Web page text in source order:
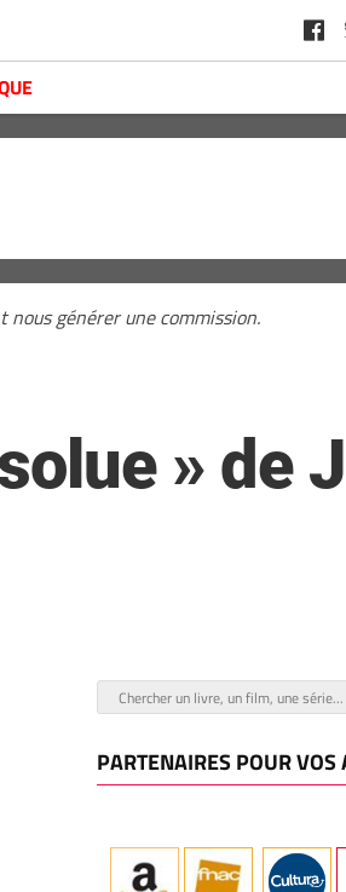
nous générer une commission.
» de
PARTENAIRES POUR VOS